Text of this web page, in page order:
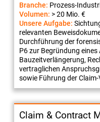
Branche: Prozess-
Volumen: > 20 Mio. €
Unsere Aufgabe:
relevanten
Durchführung der
P6 zur Begründung
Bauzeitverlängerung,
vertraglichen
sowie Führung der
Claim & Contract